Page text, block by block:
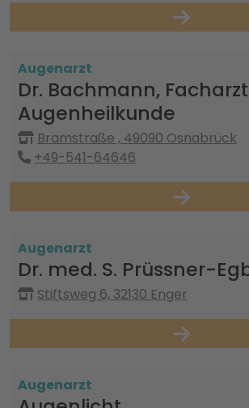
Augenarzt
Dr. Bachmann,
Augenheilkunde
Bramstraße , 49090 Osnabrück
+49-541-64646
Augenarzt
Dr. med. S. Prüssner-
Stiftsweg 6, 32130 Enger
Augenarzt